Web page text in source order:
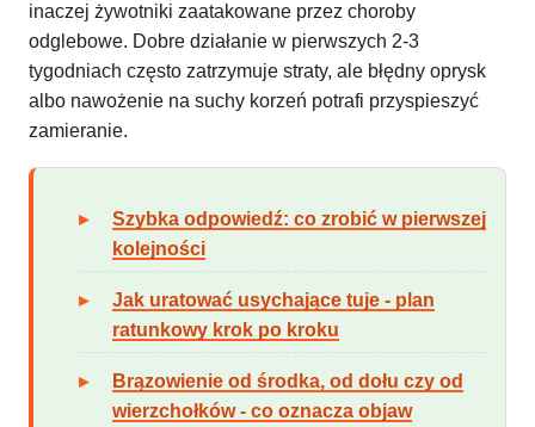
inaczej żywotniki zaatakowane przez choroby
odglebowe. Dobre działanie w pierwszych 2-3
tygodniach często zatrzymuje straty, ale błędny oprysk
albo nawożenie na suchy korzeń potrafi przyspieszyć
zamieranie.
Szybka odpowiedź: co zrobić w pierwszej
kolejności
Jak uratować usychające tuje - plan
ratunkowy krok po kroku
Brązowienie od środka, od dołu czy od
wierzchołków - co oznacza objaw